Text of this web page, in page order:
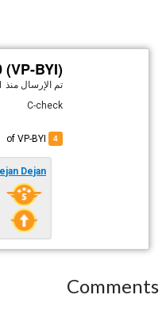
(VP-BYI)
تم الإرسال منذ 11 سنوات
C-check
4
Dejan
Comments